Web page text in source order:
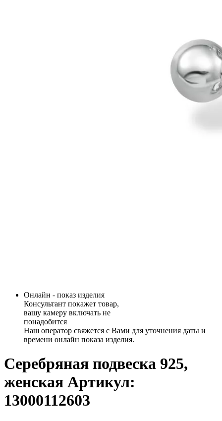
Онлайн - показ изделия
Консультант покажет товар,
вашу камеру включать не
понадобится
Наш оператор свяжется с Вами для уточнения даты и
времени онлайн показа изделия.
Серебряная подвеска 925,
женская Артикул:
13000112603